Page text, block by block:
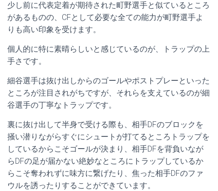
少し前に代表定着が期待された町野選手と似ているところ
があるものの、CFとして必要な全ての能力が町野選手よ
りも高い印象を受けます。
個人的に特に素晴らしいと感じているのが、トラップの上
手さです。
細谷選手は抜け出しからのゴールやポストプレーといった
ところが注目されがちですが、それらを支えているのが細
谷選手の丁寧なトラップです。
裏に抜け出して半身で受ける際も、相手DFのブロックを
掻い潜りながらすぐにシュートが打てるところトラップを
しているからこそゴールが決まり、相手DFを背負いなが
らDFの足が届かない絶妙なところにトラップしているか
らこそ奪われずに味方に繋げたり、焦った相手DFのファ
ウルを誘ったりすることができています。